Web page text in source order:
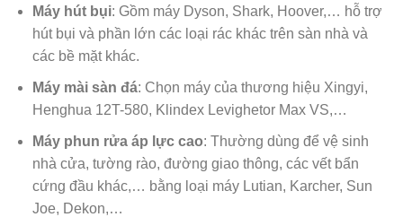
Máy hút bụi: Gồm máy Dyson, Shark, Hoover,… hỗ trợ
hút bụi và phần lớn các loại rác khác trên sàn nhà và
các bề mặt khác.
Máy mài sàn đá: Chọn máy của thương hiệu Xingyi,
Henghua 12T-580, Klindex Levighetor Max VS,…
Máy phun rửa áp lực cao: Thường dùng để vệ sinh
nhà cửa, tường rào, đường giao thông, các vết bẩn
cứng đầu khác,… bằng loại máy Lutian, Karcher, Sun
Joe, Dekon,…